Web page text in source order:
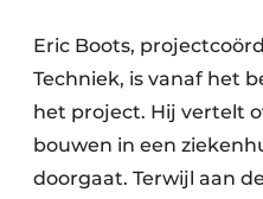
Eric Boots,
Techniek, is vanaf het
het project. Hij vertelt
bouwen in een
doorgaat. Terwijl aan